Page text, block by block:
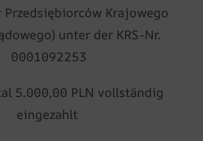
Przedsiębiorców Krajowego
unter der KRS-Nr.
0001092253
5.000,00 PLN vollständig
eingezahlt